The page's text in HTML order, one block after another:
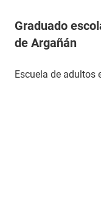
Graduado
de Argañán
Escuela de adultos